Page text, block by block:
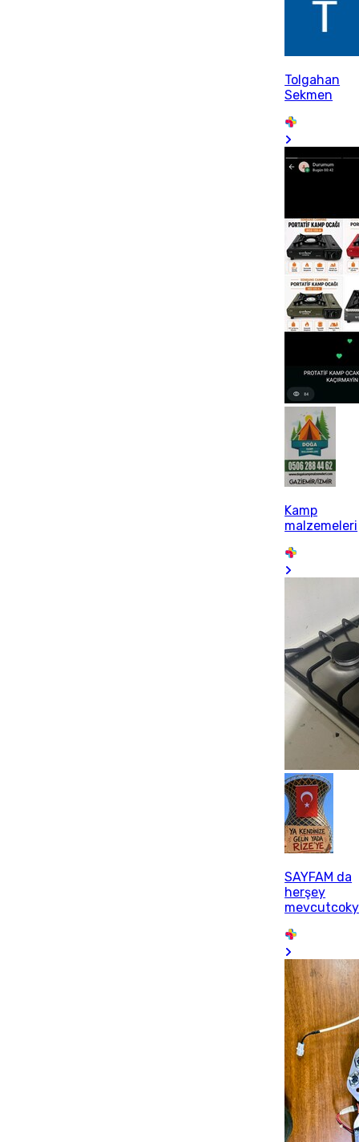
Tolgahan
Sekmen
Kamp
malzemeleri
SAYFAM da
herşey